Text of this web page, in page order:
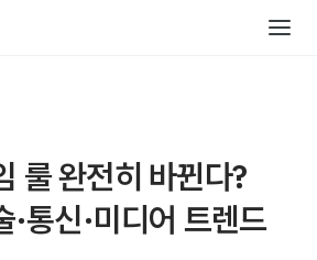
룰 완전히 바뀐다?
·통신·미디어 트렌드